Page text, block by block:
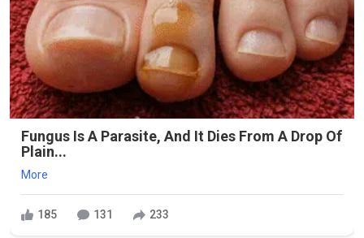
Fungus Is A Parasite, And It Dies From A Drop Of
Plain...
More
185 131 233